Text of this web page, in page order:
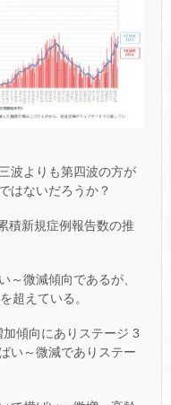
波よりも第四波の方が
はないだろうか？
積新規症例報告数の推
～微減傾向であるが、
超えている。
加傾向にありステージ 3
い～微減でありステー